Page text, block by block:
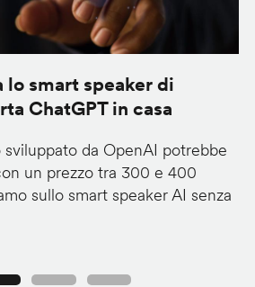
lo smart speaker di
ChatGPT in casa
da OpenAI potrebbe
un prezzo tra 300 e 400
sullo smart speaker AI senza